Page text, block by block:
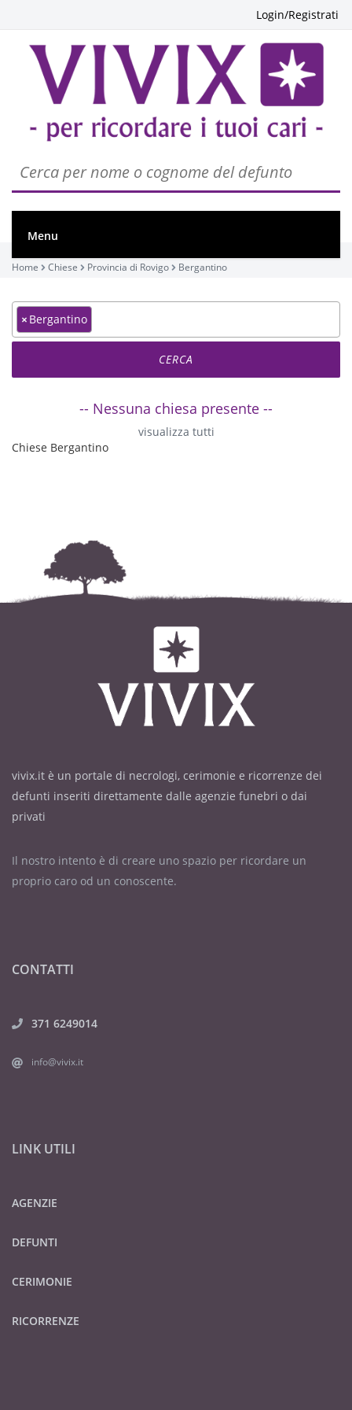
Login/Registrati
Menu
Home Chiese Provincia di Rovigo Bergantino
× Bergantino
-- Nessuna chiesa presente --
visualizza tutti
Chiese Bergantino
vivix.it è un portale di necrologi, cerimonie e ricorrenze dei
defunti inseriti direttamente dalle agenzie funebri o dai
privati
Il nostro intento è di creare uno spazio per ricordare un
proprio caro od un conoscente.
CONTATTI
371 6249014
info@vivix.it
LINK UTILI
AGENZIE
DEFUNTI
CERIMONIE
RICORRENZE